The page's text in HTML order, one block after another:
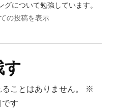
グについて勉強しています。
の投稿を表示
す
ことはありません。
※
です